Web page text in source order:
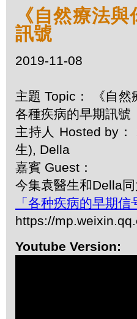
《自然療法
訊號
2019-11-08
主題 Topic： 《自然
各種疾病的早期訊號
主持人 Hosted by
生), Della
嘉賓 Guest：
今集袁醫生和Della
「各种疾病的早期
https://
Youtube Version: